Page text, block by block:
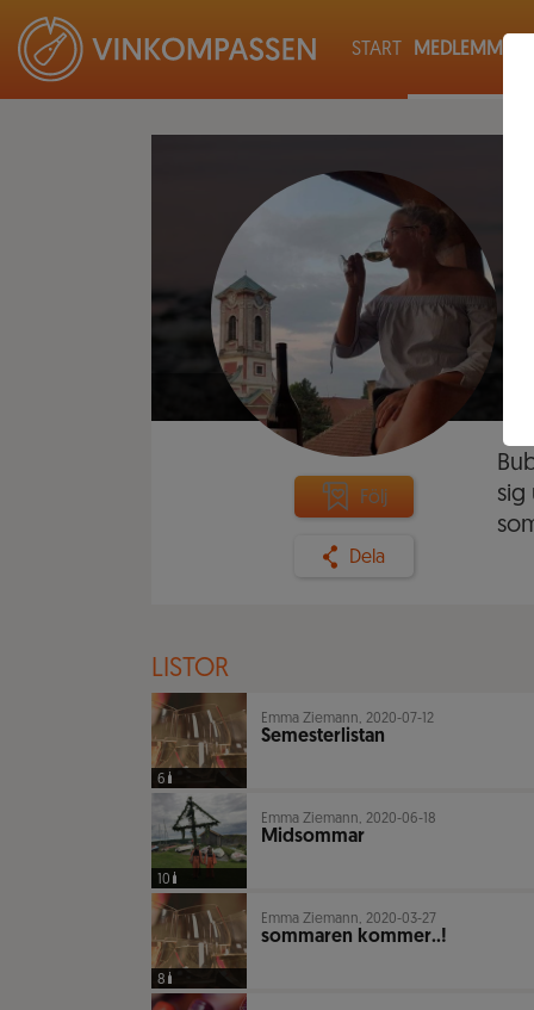
START MEDLEMMAR
Följ
Dela
sig
LISTOR
6
Emma Ziemann, 2020-07-12
Semesterlistan
10
Emma Ziemann, 2020-06-18
Midsommar
8
Emma Ziemann, 2020-03-27
sommaren kommer..!